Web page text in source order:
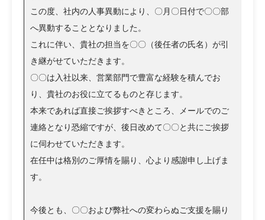
この度、社内の人事異動により、〇月〇日付で〇〇部
へ異動することとなりました。
これに伴い、貴社の担当を〇〇（後任者の氏名）が引
き継がせていただきます。
〇〇は入社以来、営業部門で豊富な経験を積んでお
り、貴社のお役に立てるものと存じます。
本来であれば直接ご挨拶すべきところ、メールでのご
連絡となり恐縮ですが、後日改めて〇〇と共にご挨拶
に伺わせていただきます。
在任中は格別のご厚情を賜り、心より感謝申し上げま
す。
今後とも、〇〇および弊社への変わらぬご支援を賜り